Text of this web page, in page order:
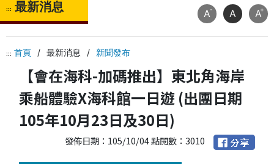
::: 最新消息
::: 首頁 / 最新消息 / 新聞發布
A- A A+
【會在海科-加碼推出】東北角海岸
乘船體驗X海科館一日遊 (出團日期
105年10月23日及30日)
發佈日期：105/10/04 點閱數：3010